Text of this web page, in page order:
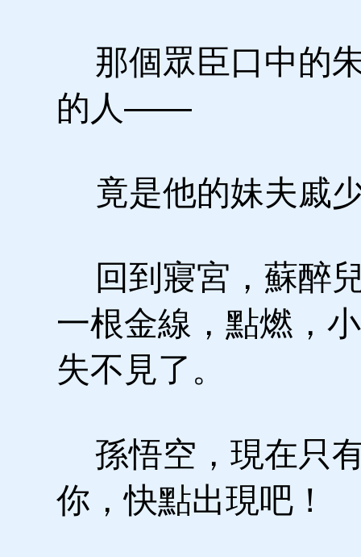
那個眾臣口中的
的人——
竟是他的妹夫戚
回到寢宮，蘇醉
一根金線，點燃，
失不見了。
孫悟空，現在只
你，快點出現吧！